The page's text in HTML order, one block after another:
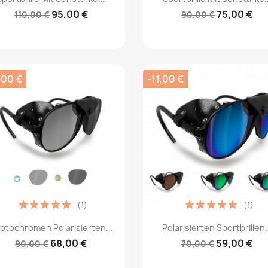
110,00 € 95,00 €
90,00 €75,00 €
Vorschau
Polarisierten...
90,00 €68,00 €
(1)
€
Vorschau
Polarisierten
70,00 €59,00 €
(1)
-11,00 €